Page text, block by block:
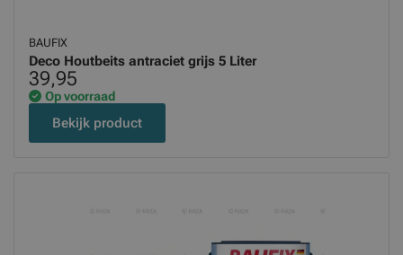
BAUFIX
Deco Houtbeits antraciet grijs 5 Liter
39,95
Op voorraad
Bekijk product